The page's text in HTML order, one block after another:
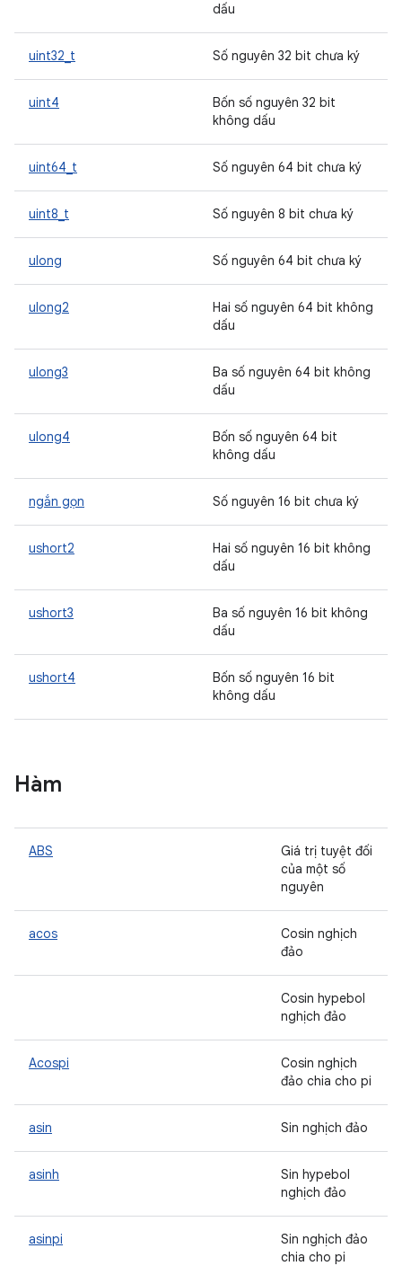
dấu
uint32_t Số nguyên 32 bit chưa ký
uint4
Bốn số nguyên 32 bit
không dấu
uint64_t Số nguyên 64 bit chưa ký
uint8_t Số nguyên 8 bit chưa ký
ulong Số nguyên 64 bit chưa ký
ulong2
Hai số nguyên 64 bit không
dấu
ulong3
Ba số nguyên 64 bit không
dấu
ulong4
Bốn số nguyên 64 bit
không dấu
ngắn gọn Số nguyên 16 bit chưa ký
ushort2
Hai số nguyên 16 bit không
dấu
ushort3
Ba số nguyên 16 bit không
dấu
ushort4
Bốn số nguyên 16 bit
không dấu
Hàm
ABS
Giá trị tuyệt đối
của một số
nguyên
acos
Cosin nghịch
đảo
Cosin hypebol
nghịch đảo
Acospi
Cosin nghịch
đảo chia cho pi
asin Sin nghịch đảo
asinh
Sin hypebol
nghịch đảo
asinpi
Sin nghịch đảo
chia cho pi